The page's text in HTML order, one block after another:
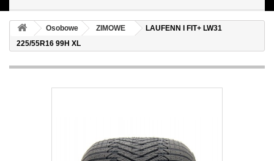
Osobowe ZIMOWE
LAUFENN I FIT+ LW31
225/55R16 99H XL